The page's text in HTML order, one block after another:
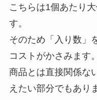
こちらは1個あたり
す。
そのため「入り数」
コストがかさみます。
商品とは直接関係な
えたい部分でもあり